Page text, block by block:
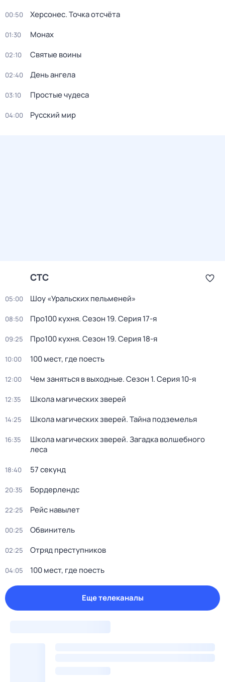
00:50 Херсонес. Точка отсчёта
01:30 Монах
02:10 Святые воины
02:40 День ангела
03:10 Простые чудеса
04:00 Русский мир
СТС
05:00 Шоу «Уральских пельменей»
08:50 Про100 кухня. Сезон 19. Серия 17-я
09:25 Про100 кухня. Сезон 19. Серия 18-я
10:00 100 мест, где поесть
12:00 Чем заняться в выходные. Сезон 1. Серия 10-я
12:35 Школа магических зверей
14:25 Школа магических зверей. Тайна подземелья
16:35
Школа магических зверей. Загадка волшебного
леса
18:40 57 секунд
20:35 Бордерлендс
22:25 Рейс навылет
00:25 Обвинитель
02:25 Отряд пpeступников
04:05 100 мест, где поесть
Еще телеканалы